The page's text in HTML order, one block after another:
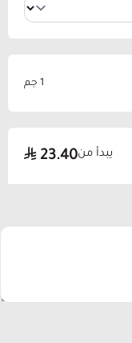
1 جم
يبدأ من23.40